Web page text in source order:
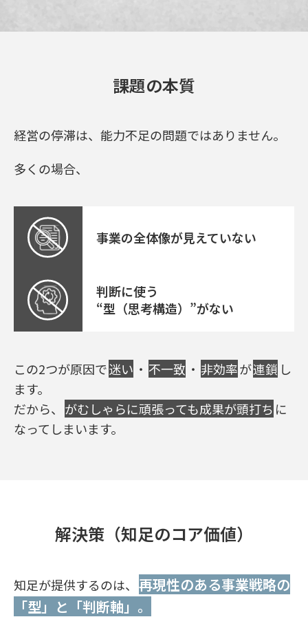
課題の本質
経営の停滞は、能力不足の問題ではありません。
多くの場合、
事業の全体像が見えていない
判断に使う
“型（思考構造）”がない
この2つが原因で迷い ・ 不一致 ・ 非効率が連鎖 し
ます。
だから、
がむしゃらに頑張っても成果が頭打ち に
なってしまいます。
解決策（知足のコア価値）
知足が提供するのは、 再現性のある事業戦略の
「型」と「判断軸」。